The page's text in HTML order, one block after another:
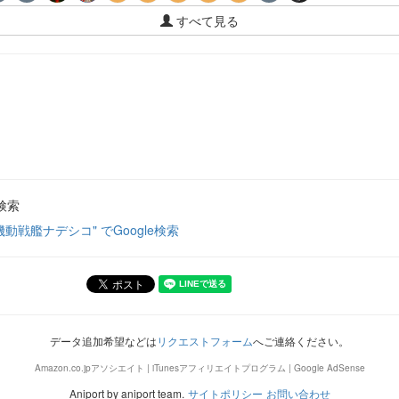
すべて見る
索
動戦艦ナデシコ" でGoogle検索
データ追加希望などはリクエストフォームへご連絡ください。
Amazon.co.jpアソシエイト | iTunesアフィリエイトプログラム | Google AdSense
Aniport by aniport team. サイトポリシー お問い合わせ